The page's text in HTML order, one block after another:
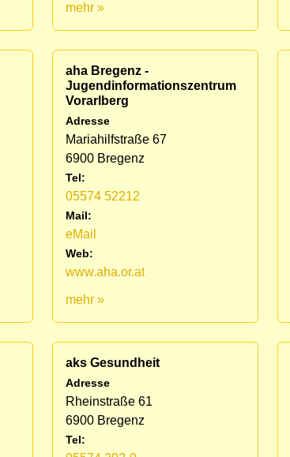
mehr »
aha Bregenz -
Jugendinformationszentrum
Vorarlberg
Adresse
Mariahilfstraße 67
6900 Bregenz
Tel:
05574 52212
Mail:
eMail
Web:
www.aha.or.at
mehr »
aks Gesundheit
Adresse
Rheinstraße 61
6900 Bregenz
Tel: